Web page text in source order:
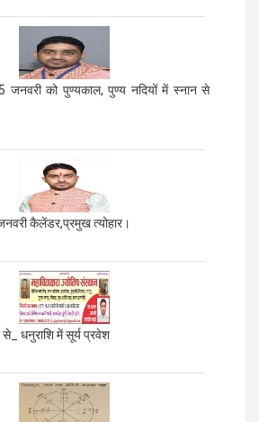
जनवरी को पुण्यकाल, पुण्य नदियों में स्नान से
कैलेंडर,प्रमुख त्योहार।
धनुराशि में सूर्य प्रवेश